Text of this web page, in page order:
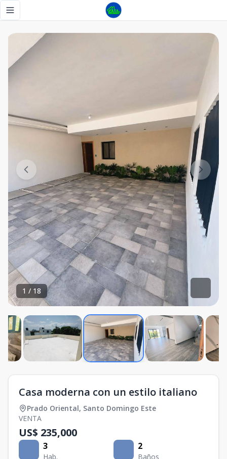
Toggle navigation menu
1 / 18
Casa moderna con un estilo italiano
Prado Oriental, Santo Domingo Este
VENTA
US$ 235,000
3
Hab.
2
Baños
Casa moderna con un estilo italiano - Tu Casa RD